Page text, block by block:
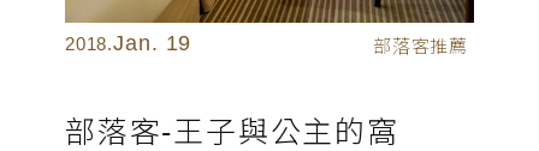
2018.Jan. 19 部落客推薦
部落客-王子與公主的窩